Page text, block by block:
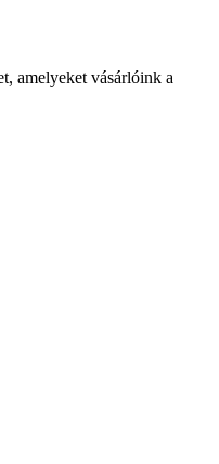
amelyeket vásárlóink a